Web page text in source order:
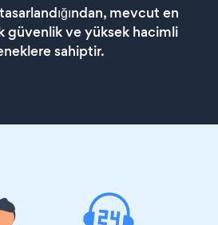
mevcut en
güvenlik ve yüksek hacimli
sahiptir.